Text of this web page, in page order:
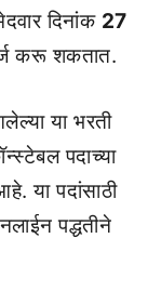
दिनांक 27
करू शकतात.
या भरती
पदाच्या
या पदांसाठी
पद्धतीने